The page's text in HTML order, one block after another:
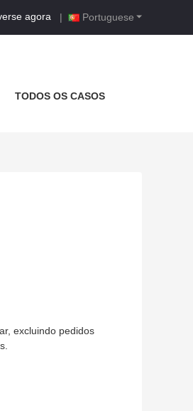
Portuguese
agora |
TODOS OS CASOS
excluindo pedidos